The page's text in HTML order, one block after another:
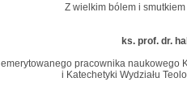
Z wielkim bólem i
ks. prof. dr.
emerytowanego pracownika naukowego
i Katechetyki Wydziału